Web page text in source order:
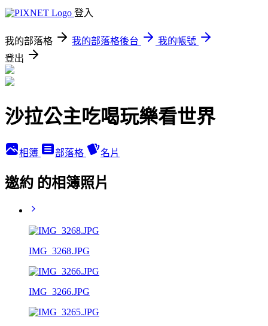
登入
我的部落格 我的部落格後台
我的帳號
登出
沙拉公主吃喝玩樂看世界
相簿 部落格 名片
邀約 的相簿照片
IMG_3268.JPG
IMG_3266.JPG